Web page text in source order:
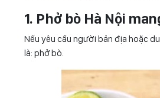
1. Phở bò Hà Nội
Nếu yêu cầu người bản địa hoặc
là: phở bò.